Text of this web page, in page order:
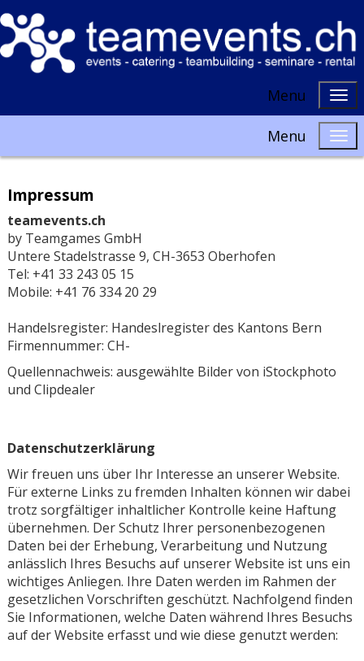
Menu
Menu
Impressum
teamevents.ch
by Teamgames GmbH
Untere Stadelstrasse 9, CH-3653 Oberhofen
Tel: +41 33 243 05 15
Mobile: +41 76 334 20 29
Handelsregister: Handeslregister des Kantons Bern
Firmennummer: CH-
Quellennachweis: ausgewählte Bilder von iStockphoto
und Clipdealer
Datenschutzerklärung
Wir freuen uns über Ihr Interesse an unserer Website.
Für externe Links zu fremden Inhalten können wir dabei
trotz sorgfältiger inhaltlicher Kontrolle keine Haftung
übernehmen. Der Schutz Ihrer personenbezogenen
Daten bei der Erhebung, Verarbeitung und Nutzung
anlässlich Ihres Besuchs auf unserer Website ist uns ein
wichtiges Anliegen. Ihre Daten werden im Rahmen der
gesetzlichen Vorschriften geschützt. Nachfolgend finden
Sie Informationen, welche Daten während Ihres Besuchs
auf der Website erfasst und wie diese genutzt werden: